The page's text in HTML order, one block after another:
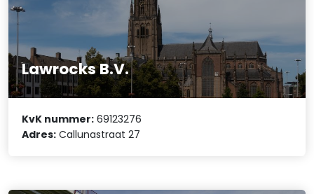
Lawrocks B.V.
KvK nummer: 69123276
Adres: Callunastraat 27